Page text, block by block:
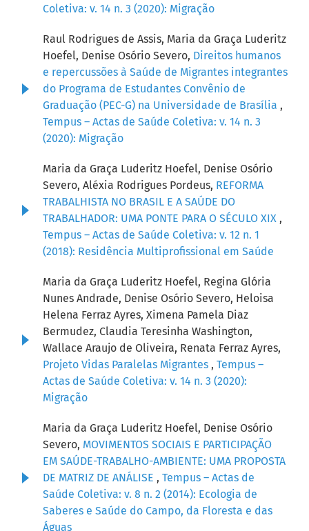
Coletiva: v. 14 n. 3 (2020): Migração
Raul Rodrigues de Assis, Maria da Graça Luderitz
Hoefel, Denise Osório Severo, Direitos humanos
e repercussões à Saúde de Migrantes integrantes
do Programa de Estudantes Convênio de
Graduação (PEC-G) na Universidade de Brasília ,
Tempus – Actas de Saúde Coletiva: v. 14 n. 3
(2020): Migração
Maria da Graça Luderitz Hoefel, Denise Osório
Severo, Aléxia Rodrigues Pordeus, REFORMA
TRABALHISTA NO BRASIL E A SAÚDE DO
TRABALHADOR: UMA PONTE PARA O SÉCULO XIX ,
Tempus – Actas de Saúde Coletiva: v. 12 n. 1
(2018): Residência Multiprofissional em Saúde
Maria da Graça Luderitz Hoefel, Regina Glória
Nunes Andrade, Denise Osório Severo, Heloisa
Helena Ferraz Ayres, Ximena Pamela Diaz
Bermudez, Claudia Teresinha Washington,
Wallace Araujo de Oliveira, Renata Ferraz Ayres,
Projeto Vidas Paralelas Migrantes , Tempus –
Actas de Saúde Coletiva: v. 14 n. 3 (2020):
Migração
Maria da Graça Luderitz Hoefel, Denise Osório
Severo, MOVIMENTOS SOCIAIS E PARTICIPAÇÃO
EM SAÚDE-TRABALHO-AMBIENTE: UMA PROPOSTA
DE MATRIZ DE ANÁLISE , Tempus – Actas de
Saúde Coletiva: v. 8 n. 2 (2014): Ecologia de
Saberes e Saúde do Campo, da Floresta e das
Águas